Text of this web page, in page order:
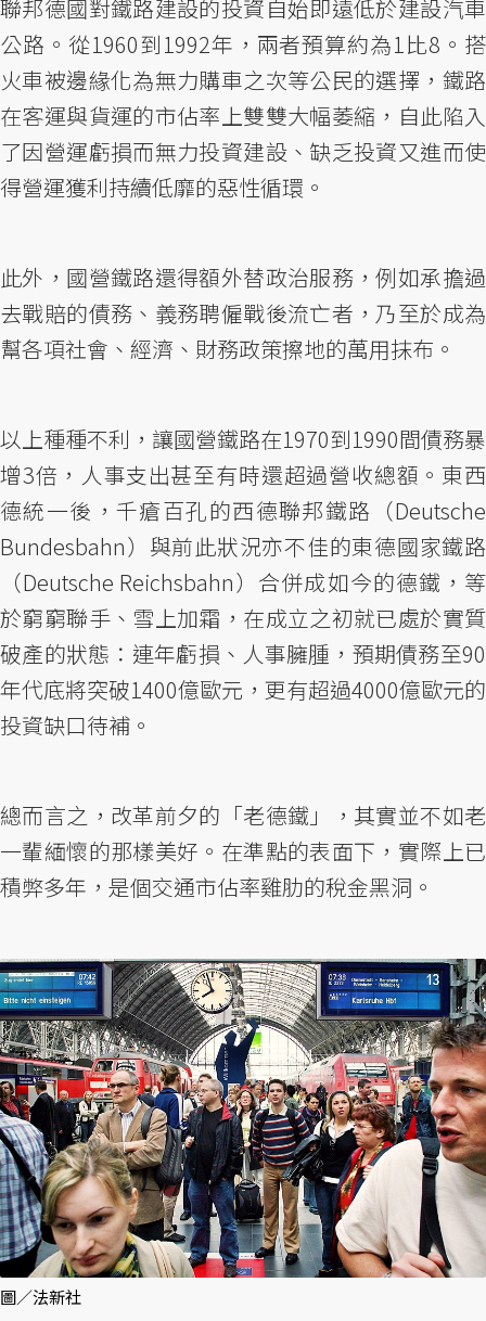
聯邦德國對鐵路建設的投資自始即遠低於建設汽車
公路。從1960到1992年，兩者預算約為1比8。搭
火車被邊緣化為無力購車之次等公民的選擇，鐵路
在客運與貨運的市佔率上雙雙大幅萎縮，自此陷入
了因營運虧損而無力投資建設、缺乏投資又進而使
得營運獲利持續低靡的惡性循環。
此外，國營鐵路還得額外替政治服務，例如承擔過
去戰賠的債務、義務聘僱戰後流亡者，乃至於成為
幫各項社會、經濟、財務政策擦地的萬用抹布。
以上種種不利，讓國營鐵路在1970到1990間債務暴
增3倍，人事支出甚至有時還超過營收總額。東西
德統一後，千瘡百孔的西德聯邦鐵路（Deutsche
Bundesbahn）與前此狀況亦不佳的東德國家鐵路
（Deutsche Reichsbahn）合併成如今的德鐵，等
於窮窮聯手、雪上加霜，在成立之初就已處於實質
破產的狀態：連年虧損、人事臃腫，預期債務至90
年代底將突破1400億歐元，更有超過4000億歐元的
投資缺口待補。
總而言之，改革前夕的「老德鐵」，其實並不如老
一輩緬懷的那樣美好。在準點的表面下，實際上已
積弊多年，是個交通市佔率雞肋的稅金黑洞。
圖／法新社